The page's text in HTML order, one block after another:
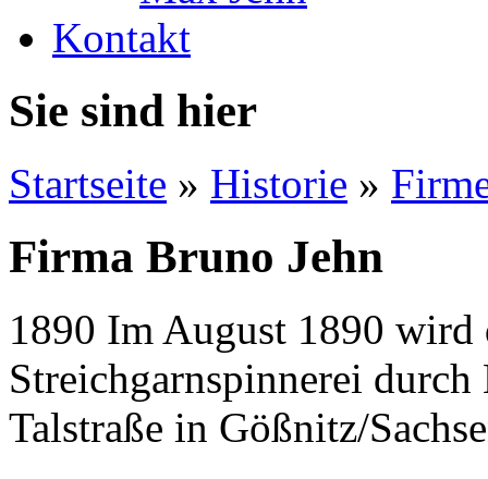
Kontakt
Sie sind hier
Startseite » Historie »
Firma Bruno Jehn
1890 Im August 1890 wird
Streichgarnspinnerei
Talstraße in Gößnitz/